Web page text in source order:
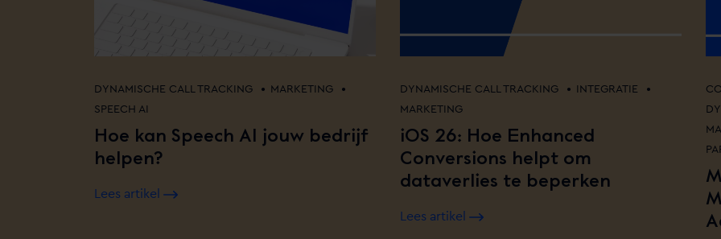
DYNAMISCHE CALL TRACKING • MARKETING •
SPEECH AI
Hoe kan Speech AI jouw bedrijf
helpen?
Lees artikel
DYNAMISCHE CALL TRACKING • INTEGRATIE •
MARKETING
iOS 26: Hoe Enhanced
Conversions helpt om
dataverlies te beperken
Lees artikel